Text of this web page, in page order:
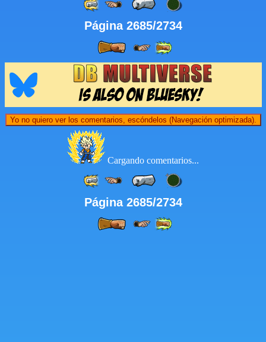
Página 2685/2734
Yo no quiero ver los comentarios, escóndelos (Navegación optimizada).
Cargando comentarios...
Página 2685/2734